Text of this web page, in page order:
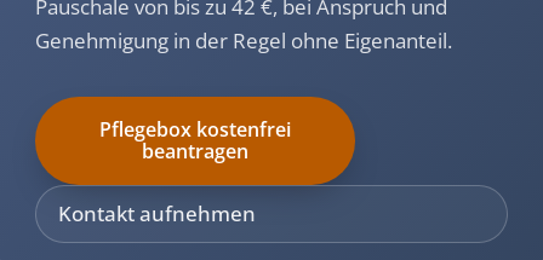
Pauschale von bis zu 42 €, bei Anspruch und
Genehmigung in der Regel ohne Eigenanteil.
Pflegebox kostenfrei
beantragen
Kontakt aufnehmen